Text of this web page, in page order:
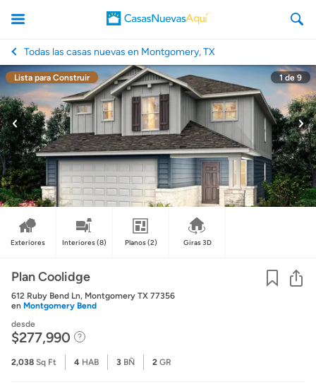
CasasNuevasAqui
Todas las casas nuevas en Montgomery, TX
Lista para Construir 1de 9
Exteriores Interiores(8) Planos(2) Giras 3D
Plan Coolidge
612 Ruby Bend Ln, Montgomery TX 77356
en Montgomery Bend
desde
$277,990
2,038 Sq Ft 4 HAB 3 BÑ 2 GR